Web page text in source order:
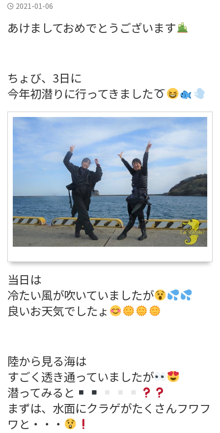
2021-01-06
あけましておめでとうございます
ちょび、3日に
今年初潜りに行ってきました
当日は
冷たい風が吹いていましたが
良いお天気でしたょ
陸から見る海は
すごく透き通っていましたが
潜ってみると
まずは、水面にクラゲがたくさんフワフ
ワと・・・